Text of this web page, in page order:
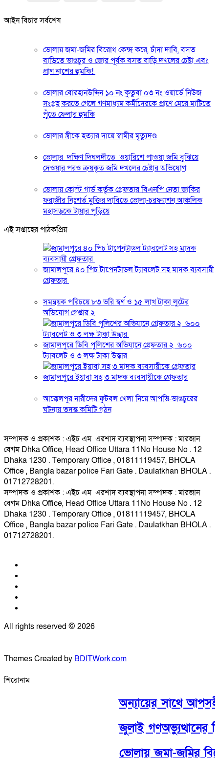
আইন বিচার সর্বশেষ
ভোলায় জমা-জমির বিরোধ কেন্দ্র করে, চাঁদা দাবি, বসত
বাড়িতে ভাঙচুর ও জোর পূর্বক বসত বাড়ি দখলের চেষ্টা এবং
প্রাণ নাশের হুমকি! ‎
ভোলার বোরহানউদ্দিন ১০ নং কুতুবা ০৩ নং ওয়ার্ডে নিউজ
সংগ্রহ করতে গেলে গণমাধ্যম কর্মীদেরকে প্রাণে মেরে মাটিতে
পুঁতে ফেলার হুমকি
ভোলার স্ত্রীকে হত্যার দায়ে স্বামীর মৃত্যুদণ্ড
ভোলার দক্ষিণ দিঘলদীতে ওয়ারিশে পাওয়া জমি বুঝিয়ে
দেওয়ার পরও ক্রয়কৃত জমি দখলের চেষ্টার অভিযোগ
ভোলায় কোস্ট গার্ড কর্তৃক গ্রেফতার বিএনপি নেতা জাকির
ফরাজীর নিঃশর্ত মুক্তির দাবিতে ভোলা-চরফ্যাশন আঞ্চলিক
মহাসড়কে টায়ার পুড়িয়ে
এই সপ্তাহের পাঠকপ্রিয়
জামালপুরে ৪০ পিচ টাপেনটাডল ট্যাবলেট সহ মাদক ব্যবসায়ী
গ্রেফতার
সমন্বয়ক পরিচয়ে ৮৩ ভরি স্বর্ণ ও ১৫ লাখ টাকা লুটের
অভিযোগ গেপ্তার ২
জামালপুরে ডিবি পুলিশের অভিযানে গ্রেফতার ২ ৬০০
ট্যাবলেট ও ৩ লক্ষ টাকা উদ্ধার
জামালপুরে ইয়াবা সহ ৩ মাদক ব্যবসায়ীকে গ্রেফতার
আক্কেলপুর নারীদের ফুটবল খেলা নিয়ে আপত্তি-ভাঙচুরের
ঘটনায় তদন্ত কমিটি গঠন
সম্পাদক ও প্রকাশক : এইচ এম এরশাদ ব্যবস্থাপনা সম্পাদক : মারজান
বেগম Dhka Office, Head Office Uttara 11No House No . 12
Dhaka 1230 . Temporary Office , 01811119457, BHOLA
Office , Bangla bazar police Fari Gate . Daulatkhan BHOLA .
01712728201.
সম্পাদক ও প্রকাশক : এইচ এম এরশাদ ব্যবস্থাপনা সম্পাদক : মারজান
বেগম Dhka Office, Head Office Uttara 11No House No . 12
Dhaka 1230 . Temporary Office , 01811119457, BHOLA
Office , Bangla bazar police Fari Gate . Daulatkhan BHOLA .
01712728201.
All rights reserved © 2026
Themes Created by BDITWork.com
শিরোনাম
অন্যায়ের সাথে
জুলাই গণঅভ্যুত্থানের
ভোলায় জমা-জমির